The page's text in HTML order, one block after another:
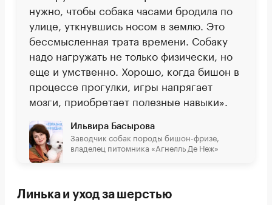
нужно, чтобы собака часами бродила по
улице, уткнувшись носом в землю. Это
бессмысленная трата времени. Собаку
надо нагружать не только физически, но
еще и умственно. Хорошо, когда бишон в
процессе прогулки, игры напрягает
мозги, приобретает полезные навыки».
Ильвира Басырова
Заводчик собак породы бишон-фризе,
владелец питомника «Агнелль Де Неж»
Линька и уход за шерстью